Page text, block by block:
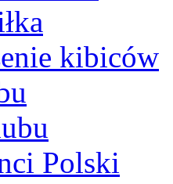
kibiców
Polski